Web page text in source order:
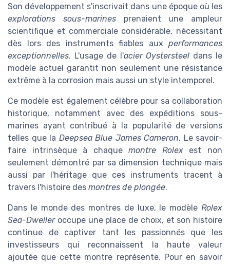
Son développement s'inscrivait dans une époque où les
explorations sous-marinesprenaient une ampleur
scientifique et commerciale considérable, nécessitant
dès lors des instruments fiables aux performances
exceptionnelles. L'usage de l'acier Oystersteel dans le
modèle actuel garantit non seulement une résistance
extrême à la corrosion mais aussi un style intemporel.
Ce modèle est également célèbre pour sa collaboration
historique, notamment avec des expéditions sous-
marines ayant contribué à la popularité de versions
telles que la Deepsea Blue James Cameron. Le savoir-
faire intrinsèque à chaquemontre Rolexest non
seulement démontré par sa dimension technique mais
aussi par l'héritage que ces instruments tracent à
travers l'histoire des montres de plongée.
Dans le monde des montres de luxe, le modèle Rolex
Sea-Dwelleroccupe une place de choix, et son histoire
continue de captiver tant les passionnés que les
investisseurs qui reconnaissent la haute valeur
ajoutée que cette montre représente. Pour en savoir